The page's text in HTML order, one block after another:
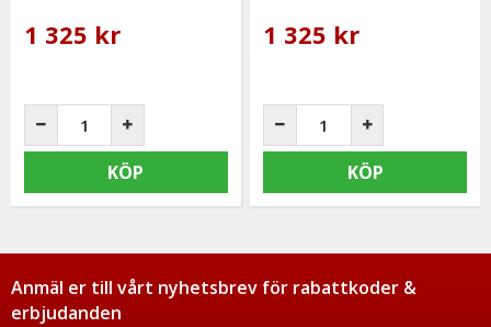
1 325 kr
KÖP
1 325 kr
KÖP
Anmäl er till vårt nyhetsbrev för rabattkoder &
erbjudanden